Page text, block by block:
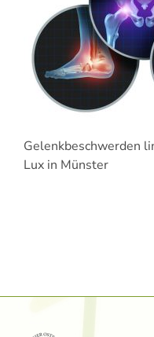
Gelenkbeschwerden
Lux in Münster